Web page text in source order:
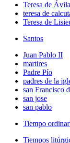
Teresa de Ávila
teresa de
Teresa de
Santos
Juan Pablo II
martires
Padre Pío
padres de la
san Francisco
san jose
san pablo
Tiempo
Tiempos